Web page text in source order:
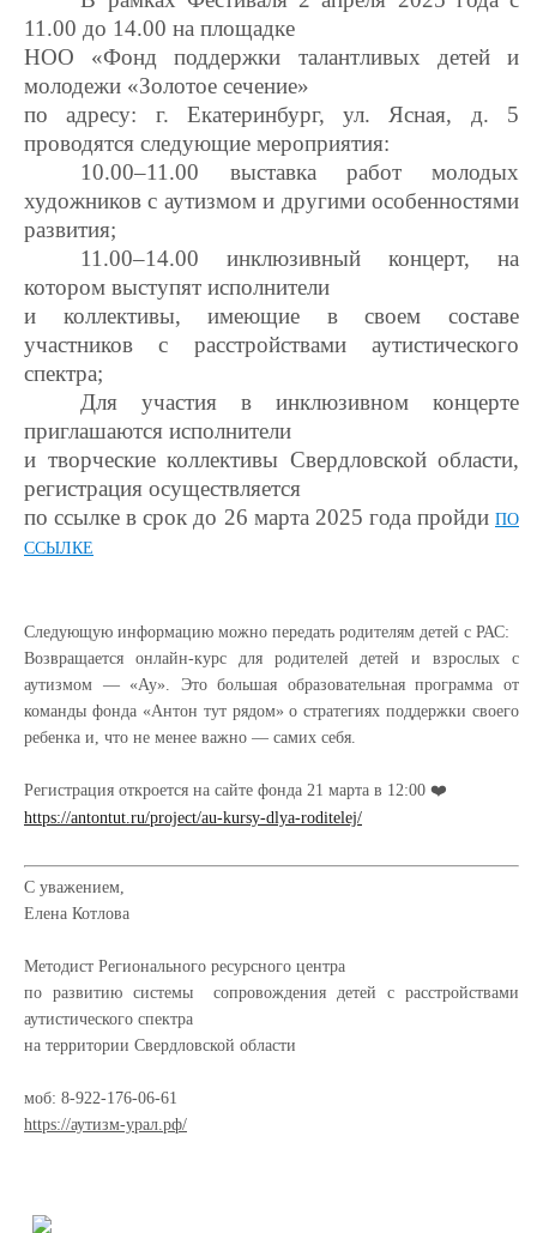
11.00 до 14.00 на площадке
НОО «Фонд поддержки талантливых детей и
молодежи «Золотое сечение»
по адресу: г. Екатеринбург, ул. Ясная, д. 5
проводятся следующие мероприятия:
10.00–11.00 выставка работ молодых
художников с аутизмом и другими особенностями
развития;
11.00–14.00 инклюзивный концерт, на
котором выступят исполнители
и коллективы, имеющие в своем составе
участников с расстройствами аутистического
спектра;
Для участия в инклюзивном концерте
приглашаются исполнители
и творческие коллективы Свердловской области,
регистрация осуществляется
по ссылке в срок до 26 марта 2025 года пройди ПО
ССЫЛКЕ
Следующую информацию можно передать родителям детей с РАС:
Возвращается онлайн-курс для родителей детей и взрослых с
аутизмом — «Ау». Это большая образовательная программа от
команды фонда «Антон тут рядом» о стратегиях поддержки своего
ребенка и, что не менее важно — самих себя.
Регистрация откроется на сайте фонда 21 марта в 12:00 ❤️
https://antontut.ru/project/au-kursy-dlya-roditelej/
С уважением,
Елена Котлова
Методист Регионального ресурсного центра
по развитию системы сопровождения детей с расстройствами
аутистического спектра
на территории Свердловской области
моб: 8-922-176-06-61
https://аутизм-урал.рф/